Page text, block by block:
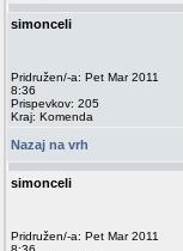
simonceli
Pridružen/-a: Pet Mar 2011
8:36
Prispevkov: 205
Kraj: Komenda
Nazaj na vrh
simonceli
Pridružen/-a: Pet Mar 2011